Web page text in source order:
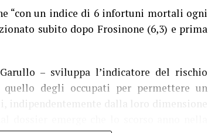
“con un indice di 6 infortuni mortali ogni
subito dopo Frosinone (6,3) e prima
– sviluppa l’indicatore del rischio
degli occupati per permettere un
dalla loro dimensione